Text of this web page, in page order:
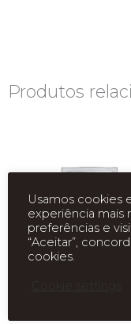
Produtos
Usamos cookies
experiência mais
preferências e
“Aceitar”,
cookies.